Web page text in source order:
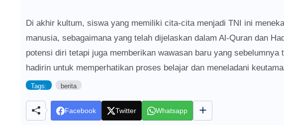
Di akhir kultum, siswa yang memiliki cita-cita menjadi TNI ini
manusia, sebagaimana yang telah dijelaskan dalam Al-Quran dan
potensi diri tetapi juga memberikan wawasan baru yang
hadirin untuk memperhatikan proses belajar dan meneladani
Tags: berita
Facebook Twitter Whatsapp